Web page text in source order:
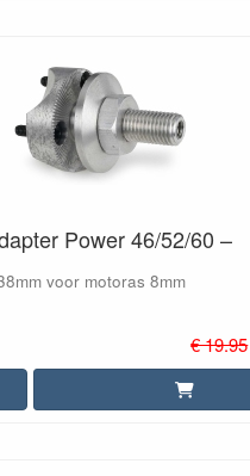
Power 46/52/60 –
voor motoras 8mm
€ 19.95